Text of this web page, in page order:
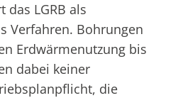
LGRB als
Verfahren. Bohrungen
Erdwärmenutzung bis
dabei keiner
die